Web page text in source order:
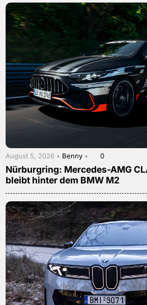
August 5, 2026 • Benny • 0
Nürburgring: Mercedes-AMG
bleibt hinter dem BMW M2